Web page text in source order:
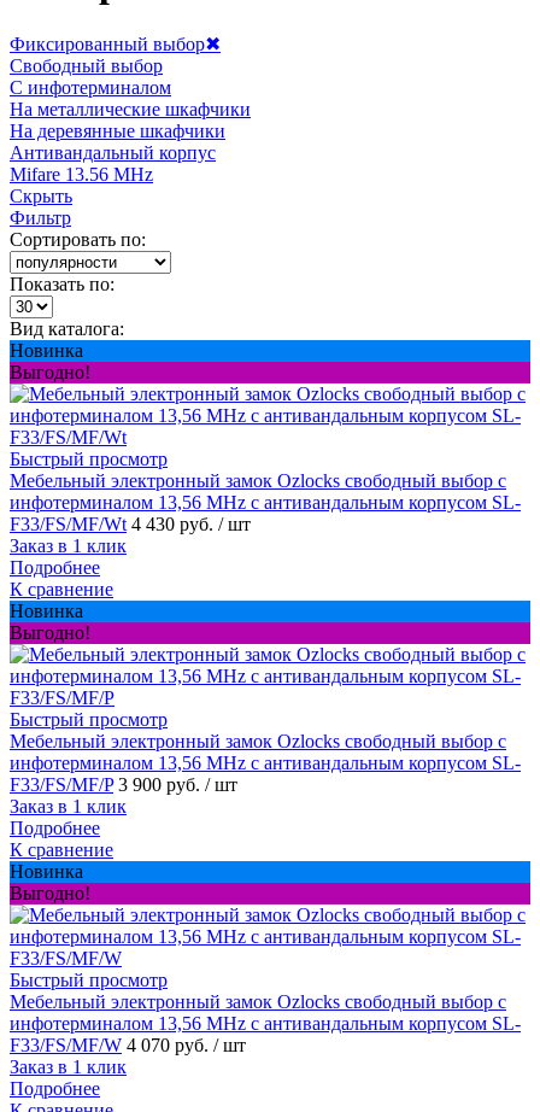
Фиксированный выбор✖
Свободный выбор
С инфотерминалом
На металлические шкафчики
На деревянные шкафчики
Антивандальный корпус
Mifare 13.56 MHz
Скрыть
Фильтр
Сортировать по:
Показать по:
Вид каталога:
Новинка
Выгодно!
Быстрый просмотр
Мебельный электронный замок Ozlocks свободный выбор с
инфотерминалом 13,56 MHz с антивандальным корпусом SL-
F33/FS/MF/Wt 4 430 руб. / шт
Заказ в 1 клик
Подробнее
К сравнение
Новинка
Выгодно!
Быстрый просмотр
Мебельный электронный замок Ozlocks свободный выбор с
инфотерминалом 13,56 MHz с антивандальным корпусом SL-
F33/FS/MF/P 3 900 руб. / шт
Заказ в 1 клик
Подробнее
К сравнение
Новинка
Выгодно!
Быстрый просмотр
Мебельный электронный замок Ozlocks свободный выбор с
инфотерминалом 13,56 MHz с антивандальным корпусом SL-
F33/FS/MF/W 4 070 руб. / шт
Заказ в 1 клик
Подробнее